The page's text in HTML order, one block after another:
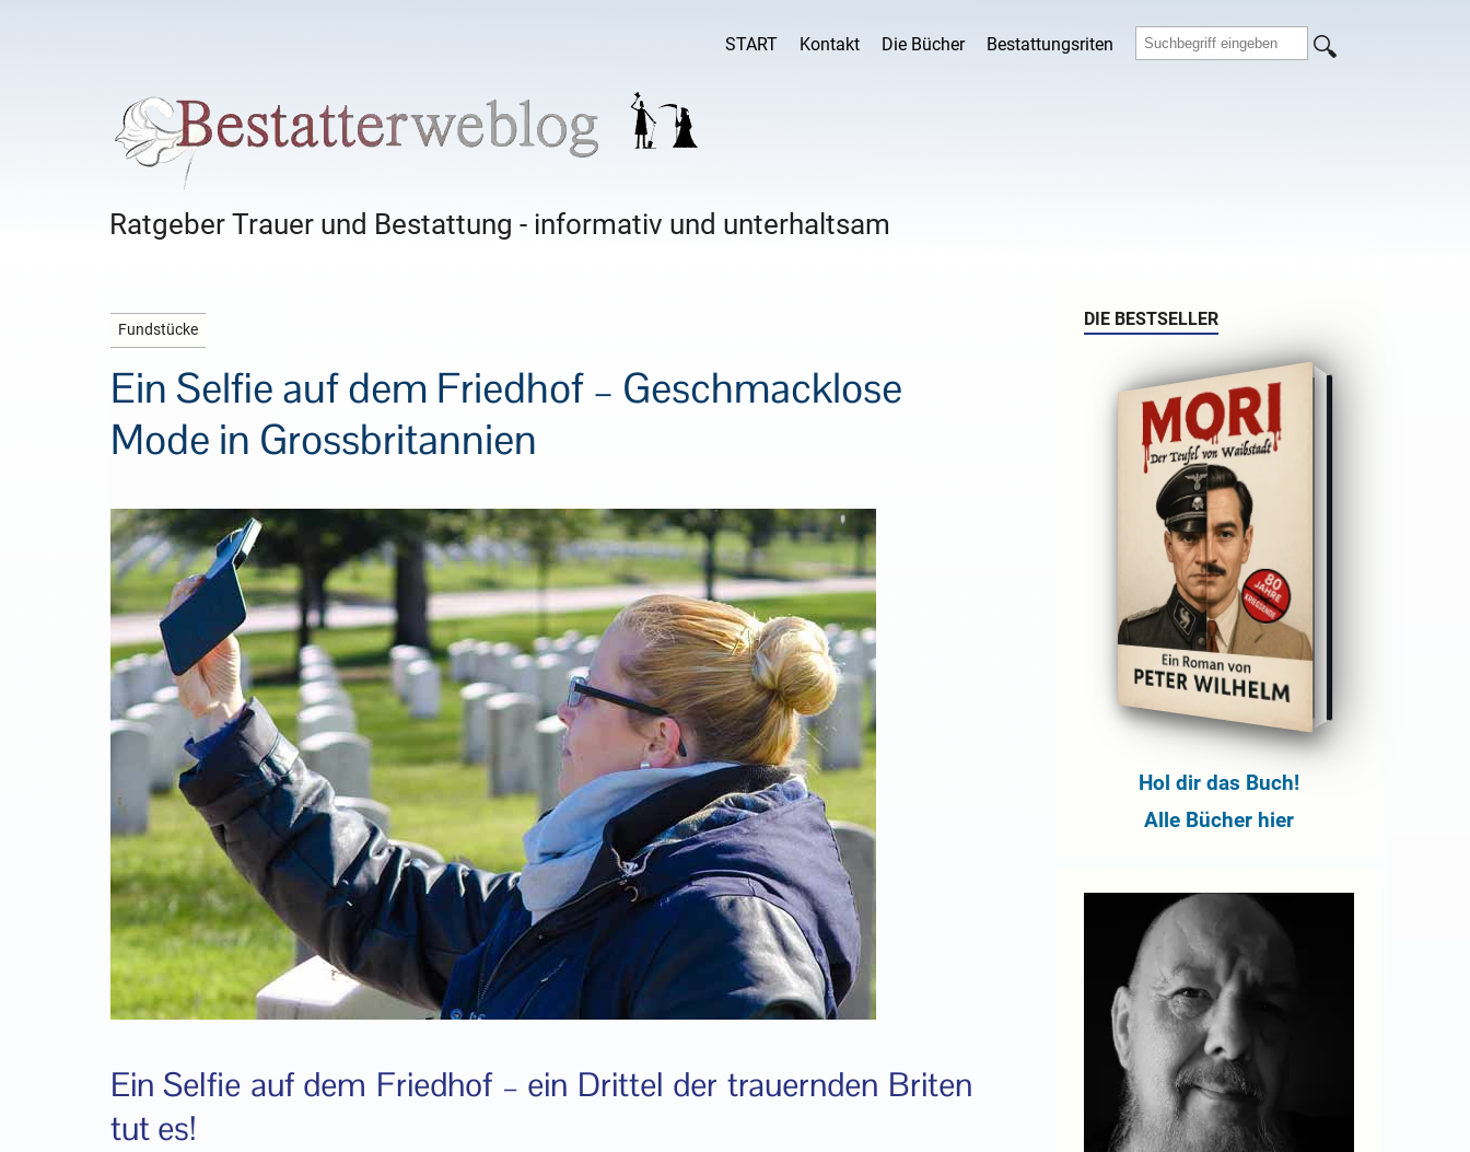
START Kontakt Die Bücher Bestattungsriten
Ratgeber Trauer und Bestattung - informativ und unterhaltsam
Fundstücke
Ein Selfie auf dem Friedhof – Geschmacklose
Mode in Grossbritannien
Ein Selfie auf dem Friedhof – ein Drittel der trauernden Briten
tut es!
DIE BESTSELLER
Hol dir das Buch!
Alle Bücher hier